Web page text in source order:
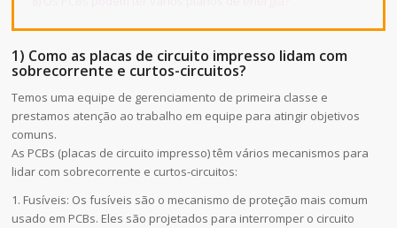
1) Como as placas de circuito impresso lidam com
sobrecorrente e curtos-circuitos?
Temos uma equipe de gerenciamento de primeira classe e
prestamos atenção ao trabalho em equipe para atingir objetivos
comuns.
As PCBs (placas de circuito impresso) têm vários mecanismos para
lidar com sobrecorrente e curtos-circuitos:
1. Fusíveis: Os fusíveis são o mecanismo de proteção mais comum
usado em PCBs. Eles são projetados para interromper o circuito